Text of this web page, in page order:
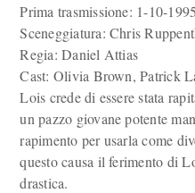
Prima trasmissione: 1-10-1995
Sceneggiatura: Chris
Regia: Daniel Attias
Cast: Olivia Brown, Patrick
Lois crede di essere stata
un pazzo giovane potente
rapimento per usarla come
questo causa il ferimento di
drastica.